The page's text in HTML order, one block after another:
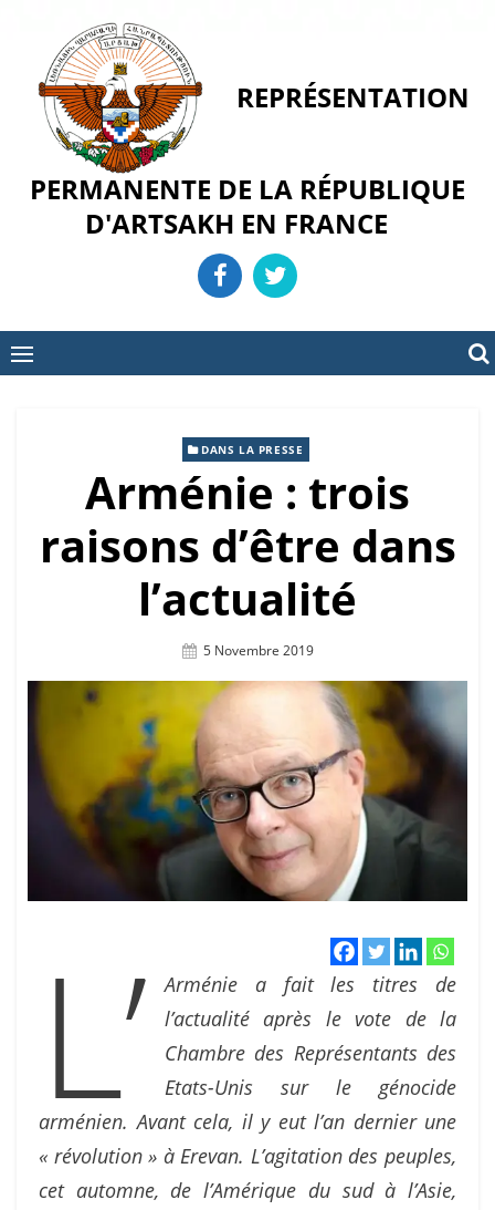
content
REPRÉSENTATION
PERMANENTE DE LA RÉPUBLIQUE
D'ARTSAKH EN FRANCE
DANS LA PRESSE
Arménie : trois
raisons d’être dans
l’actualité
Posted
5 Novembre 2019
L’
Arménie a fait les titres de
l’actualité après le vote de la
Chambre des Représentants des
Etats-Unis sur le génocide
arménien. Avant cela, il y eut l’an dernier une
« révolution » à Erevan. L’agitation des peuples,
cet automne, de l’Amérique du sud à l’Asie,